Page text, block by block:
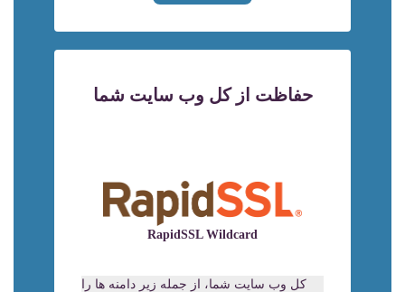
حفاظت از کل وب سایت شما
RapidSSL Wildcard
کل وب سایت شما، از جمله زیر دامنه ها را